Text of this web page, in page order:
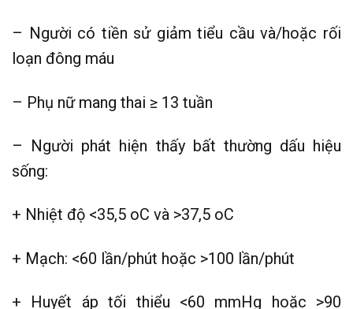
– Người có tiền sử giảm tiểu cầu và/hoặc rối
loạn đông máu
– Phụ nữ mang thai ≥ 13 tuần
– Người phát hiện thấy bất thường dấu hiệu
sống:
+ Nhiệt độ <35,5 oC và >37,5 oC
+ Mạch: <60 lần/phút hoặc >100 lần/phút
+ Huyết áp tối thiểu <60 mmHg hoặc >90